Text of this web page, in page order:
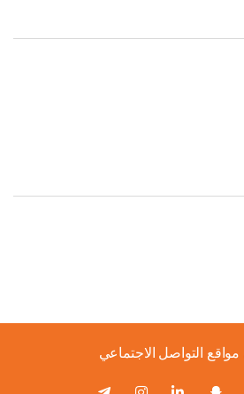
مواقع التواصل الاجتماعي